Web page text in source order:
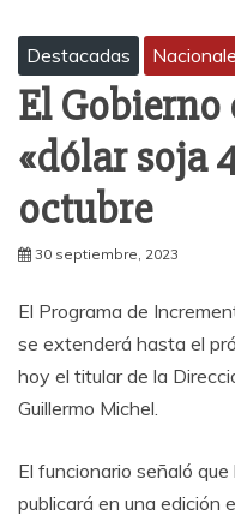
Destacadas
El Gobierno
«dólar soja
octubre
30 septiembre, 2023
El Programa de
se extenderá hasta el
hoy el titular de la
Guillermo Michel.
El funcionario señaló
publicará en una edición